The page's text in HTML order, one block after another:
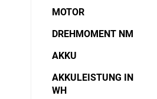
MOTOR
DREHMOMENT NM
AKKU
AKKULEISTUNG IN
WH